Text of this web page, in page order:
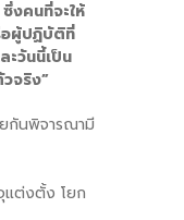
งคนที่จะให้
ผู้ปฏิบัติที่
ะวันนี้เป็น
จริง”
ยกันพิจารณามี
แต่งตั้ง โยก